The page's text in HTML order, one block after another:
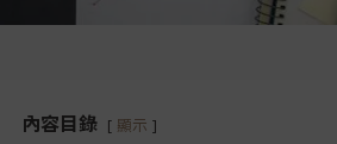
內容目錄 顯示